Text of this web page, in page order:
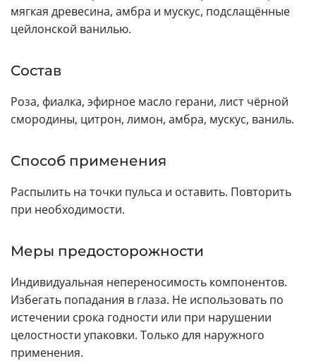
мягкая древесина, амбра и мускус, подслащённые
цейлонской ванилью.
Состав
Роза, фиалка, эфирное масло герани, лист чёрной
смородины, цитрон, лимон, амбра, мускус, ваниль.
Способ применения
Распылить на точки пульса и оставить. Повторить
при необходимости.
Меры предосторожности
Индивидуальная непереносимость компонентов.
Избегать попадания в глаза. Не использовать по
истечении срока годности или при нарушении
целостности упаковки. Только для наружного
применения.